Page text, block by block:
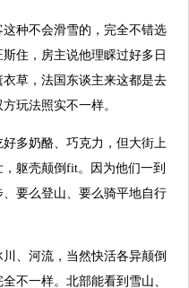
种不会滑雪的，完全不错选
住，房主说他理睬过好多日
草，法国东谈主来这都是去
玩法照实不一样。
多奶酪、巧克力，但大街上
躯壳颠倒fit。因为他们一到
要么登山、要么骑平地自行
、河流，当然快活各异颠倒
不一样。北部能看到雪山、